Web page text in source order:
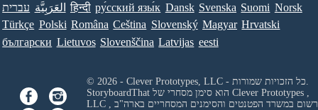
עברית العَرَبِيَّة हिन्दी ру́сский язы́к Dansk Svenska Suomi Norsk
Türkçe Polski Româna Ceština Slovenský Magyar Hrvatski
български Lietuvos Slovenščina Latvijas eesti
Clever Prototypes ,
LLC
ורשום במשרד הפטנטים והסימנים המסחריים בארה"ב